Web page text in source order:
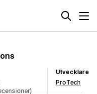
Utvecklare
ProTech